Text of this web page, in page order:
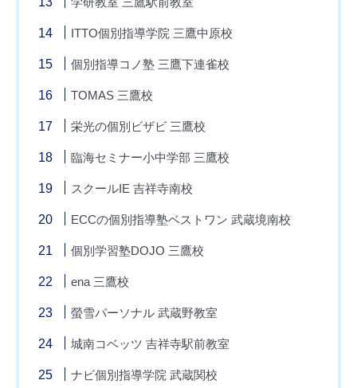
ITTO個別指導学院 三鷹中原校
個別指導コノ塾 三鷹下連雀校
TOMAS 三鷹校
栄光の個別ビザビ 三鷹校
臨海セミナー小中学部 三鷹校
スクールIE 吉祥寺南校
ECCの個別指導塾ベストワン 武蔵境南校
個別学習塾DOJO 三鷹校
ena 三鷹校
螢雪パーソナル 武蔵野教室
城南コベッツ 吉祥寺駅前教室
ナビ個別指導学院 武蔵関校